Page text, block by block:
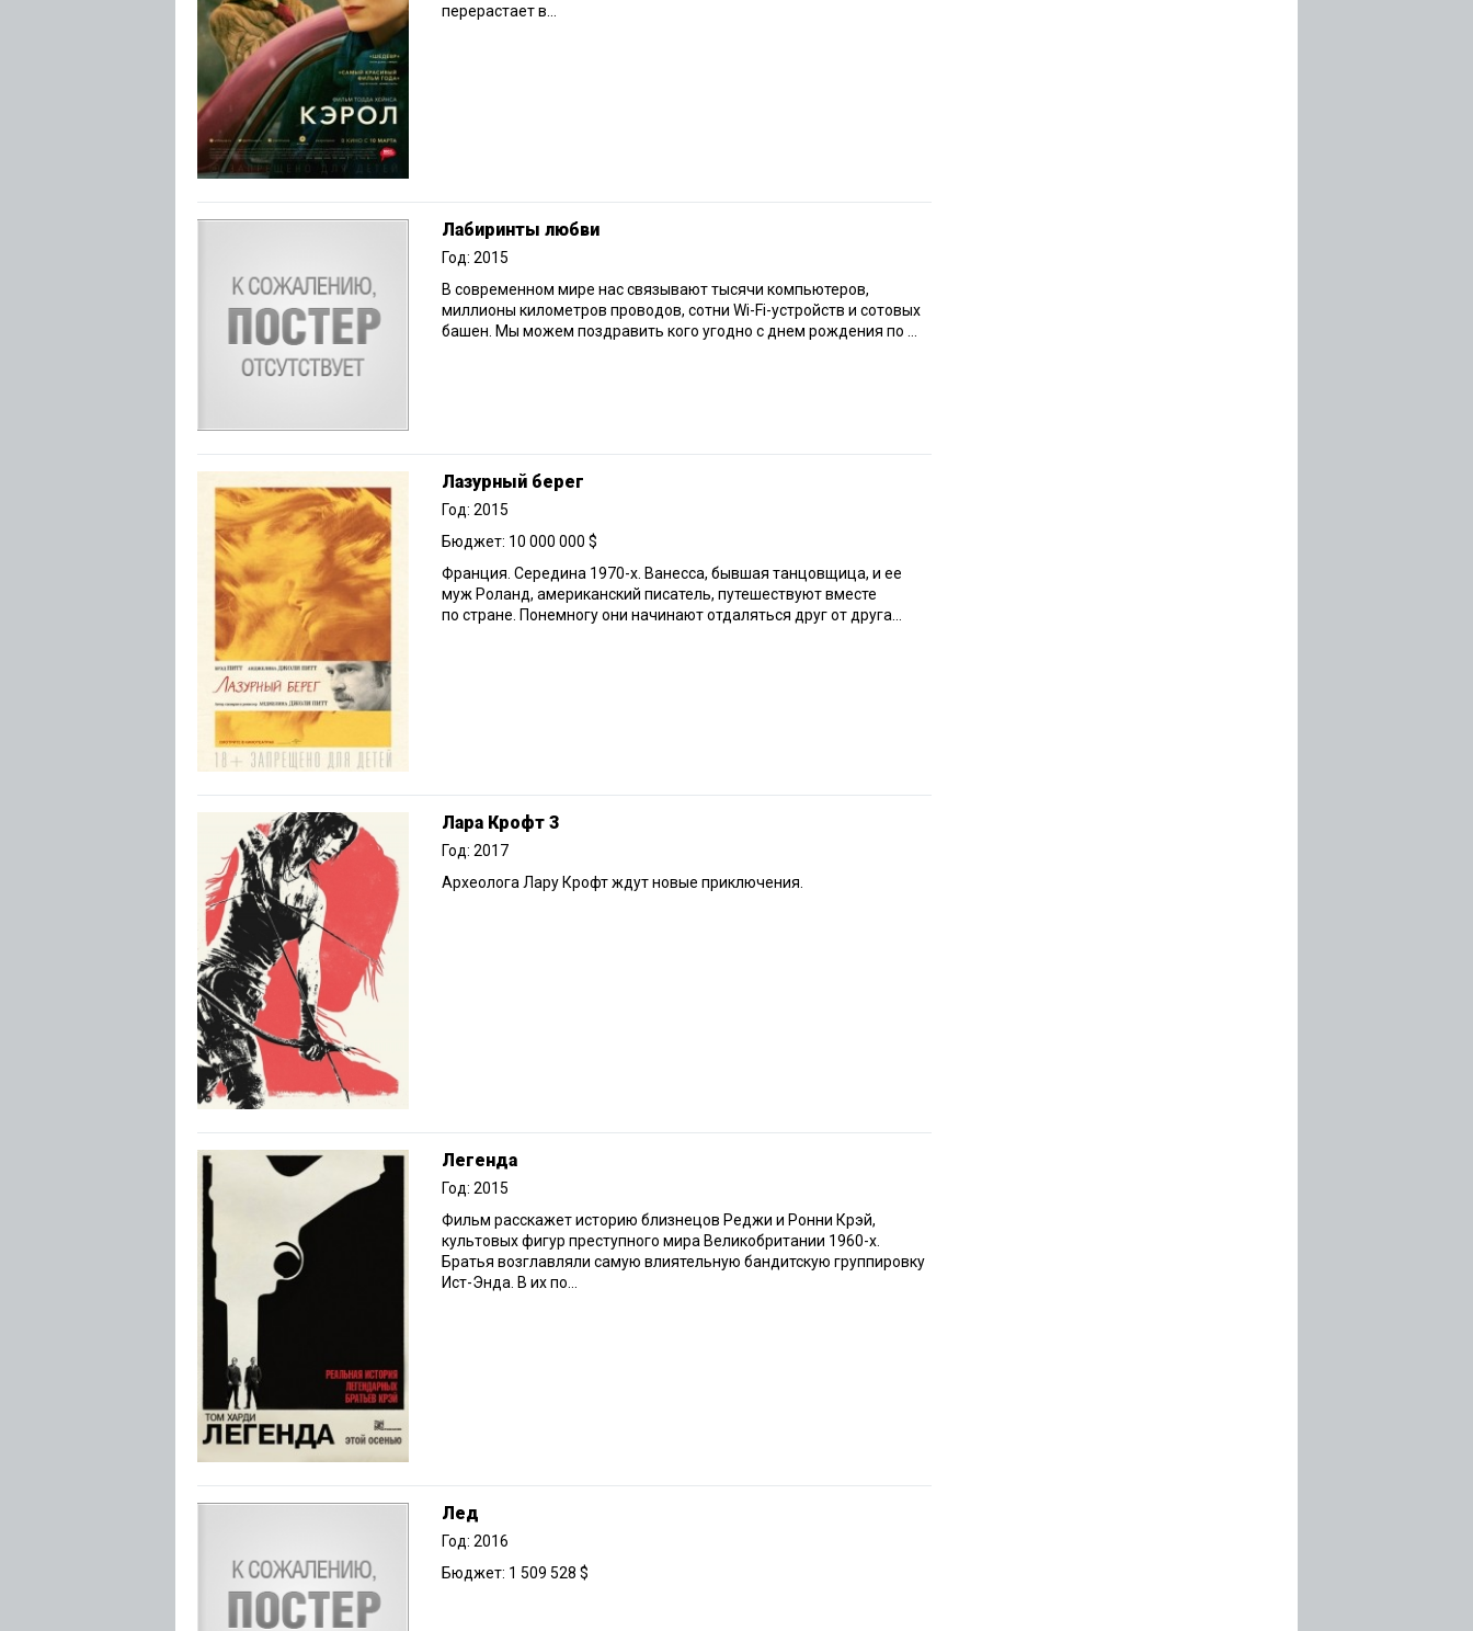
перерастает в...
Лабиринты любви
Год: 2015
В современном мире нас связывают тысячи компьютеров,
миллионы километров проводов, сотни Wi-Fi-устройств и сотовых
башен. Мы можем поздравить кого угодно с днем рождения по ...
Лазурный берег
Год: 2015
Бюджет: 10 000 000 $
Франция. Середина 1970-х. Ванесса, бывшая танцовщица, и ее
муж Роланд, американский писатель, путешествуют вместе
по стране. Понемногу они начинают отдаляться друг от друга...
Лара Крофт 3
Год: 2017
Археолога Лару Крофт ждут новые приключения.
Легенда
Год: 2015
Фильм расскажет историю близнецов Реджи и Ронни Крэй,
культовых фигур преступного мира Великобритании 1960-х.
Братья возглавляли самую влиятельную бандитскую группировку
Ист-Энда. В их по...
Лед
Год: 2016
Бюджет: 1 509 528 $